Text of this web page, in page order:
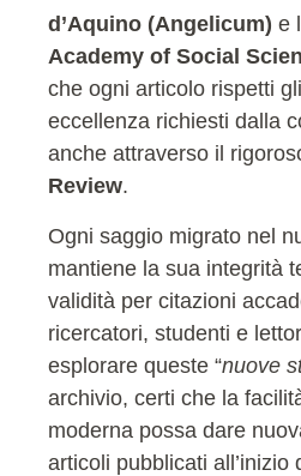
d’Aquino (Angelicum) e
Academy of Social
che ogni articolo rispetti
eccellenza richiesti dalla
anche attraverso il
Review.
Ogni saggio migrato nel
mantiene la sua integrità
validità per citazioni
ricercatori, studenti e
esplorare queste “nuove
archivio, certi che la
moderna possa dare
articoli pubblicati all’inizio